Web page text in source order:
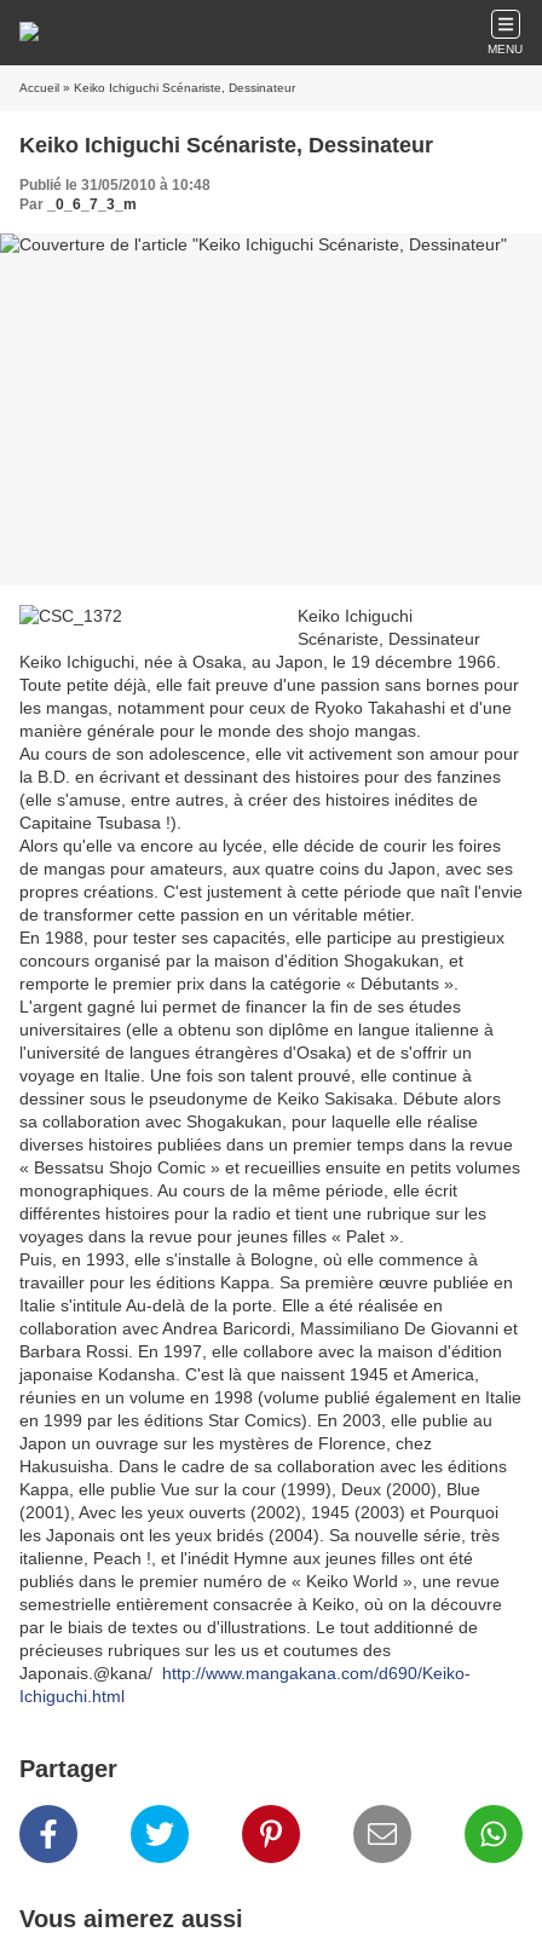
MENU
Accueil » Keiko Ichiguchi Scénariste, Dessinateur
Keiko Ichiguchi Scénariste, Dessinateur
Publié le 31/05/2010 à 10:48
Par
_0_6_7_3_m
Keiko Ichiguchi
Scénariste, Dessinateur
Keiko Ichiguchi, née à Osaka, au Japon, le 19 décembre 1966.
Toute petite déjà, elle fait preuve d'une passion sans bornes pour
les mangas, notamment pour ceux de Ryoko Takahashi et d'une
manière générale pour le monde des shojo mangas.
Au cours de son adolescence, elle vit activement son amour pour
la B.D. en écrivant et dessinant des histoires pour des fanzines
(elle s'amuse, entre autres, à créer des histoires inédites de
Capitaine Tsubasa !).
Alors qu'elle va encore au lycée, elle décide de courir les foires
de mangas pour amateurs, aux quatre coins du Japon, avec ses
propres créations. C'est justement à cette période que naît l'envie
de transformer cette passion en un véritable métier.
En 1988, pour tester ses capacités, elle participe au prestigieux
concours organisé par la maison d'édition Shogakukan, et
remporte le premier prix dans la catégorie « Débutants ».
L'argent gagné lui permet de financer la fin de ses études
universitaires (elle a obtenu son diplôme en langue italienne à
l'université de langues étrangères d'Osaka) et de s'offrir un
voyage en Italie. Une fois son talent prouvé, elle continue à
dessiner sous le pseudonyme de Keiko Sakisaka. Débute alors
sa collaboration avec Shogakukan, pour laquelle elle réalise
diverses histoires publiées dans un premier temps dans la revue
« Bessatsu Shojo Comic » et recueillies ensuite en petits volumes
monographiques. Au cours de la même période, elle écrit
différentes histoires pour la radio et tient une rubrique sur les
voyages dans la revue pour jeunes filles « Palet ».
Puis, en 1993, elle s'installe à Bologne, où elle commence à
travailler pour les éditions Kappa. Sa première œuvre publiée en
Italie s'intitule Au-delà de la porte. Elle a été réalisée en
collaboration avec Andrea Baricordi, Massimiliano De Giovanni et
Barbara Rossi. En 1997, elle collabore avec la maison d'édition
japonaise Kodansha. C'est là que naissent 1945 et America,
réunies en un volume en 1998 (volume publié également en Italie
en 1999 par les éditions Star Comics). En 2003, elle publie au
Japon un ouvrage sur les mystères de Florence, chez
Hakusuisha. Dans le cadre de sa collaboration avec les éditions
Kappa, elle publie Vue sur la cour (1999), Deux (2000), Blue
(2001), Avec les yeux ouverts (2002), 1945 (2003) et Pourquoi
les Japonais ont les yeux bridés (2004). Sa nouvelle série, très
italienne, Peach !, et l'inédit Hymne aux jeunes filles ont été
publiés dans le premier numéro de « Keiko World », une revue
semestrielle entièrement consacrée à Keiko, où on la découvre
par le biais de textes ou d'illustrations. Le tout additionné de
précieuses rubriques sur les us et coutumes des
Japonais.@kana/ http://www.mangakana.com/d690/Keiko-
Ichiguchi.html
Partager
Vous aimerez aussi